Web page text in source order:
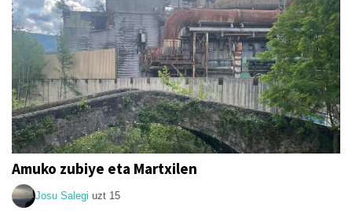
Amuko zubiye eta Martxilen
Josu Salegi uzt 15